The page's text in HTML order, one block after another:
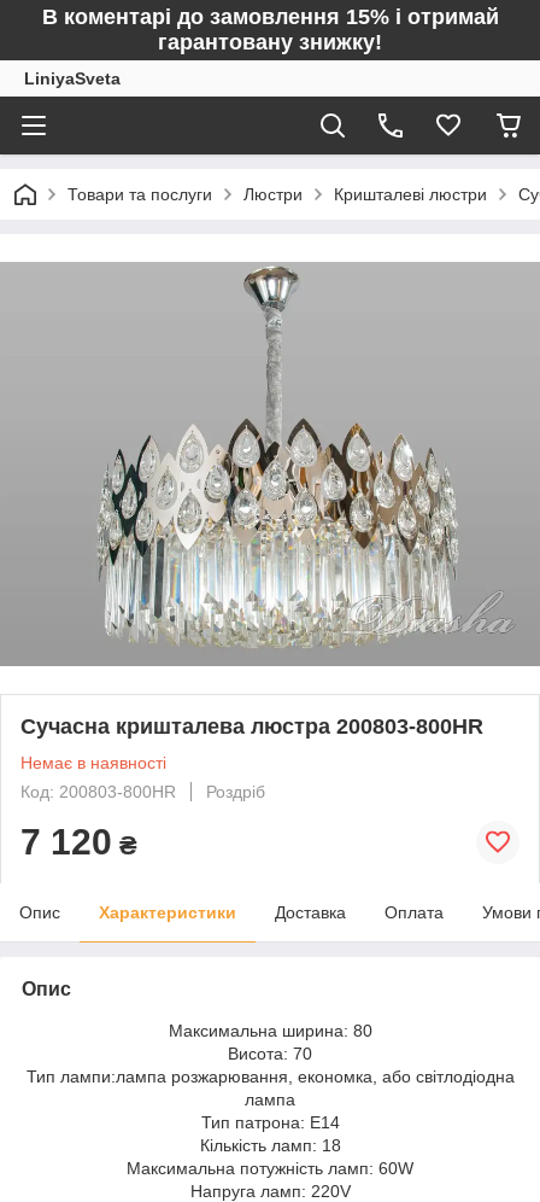
В коментарі до замовлення 15% і отримай
гарантовану знижку!
LiniyaSveta
Товари та послуги Люстри Кришталеві люстри
Сучасна кришталева люстра 200803-800HR
Немає в наявності
Код: 200803-800HR
Роздріб
7 120 ₴
Опис Характеристики Доставка Оплата Умови
Опис
Максимальна ширина: 80
Висота: 70
Тип лампи:лампа розжарювання, економка, або світлодіодна
лампа
Тип патрона: E14
Кількість ламп: 18
Максимальна потужність ламп: 60W
Напруга ламп: 220V